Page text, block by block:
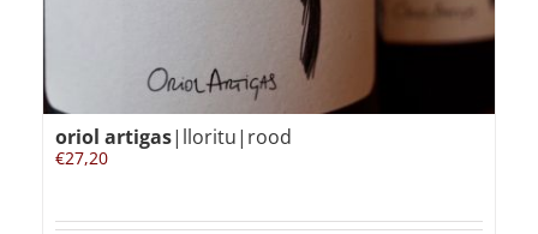
oriol artigas|lloritu|rood
€27,20